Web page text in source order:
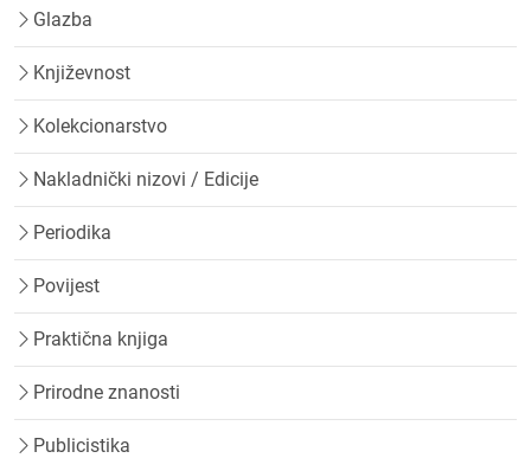
Glazba
Književnost
Kolekcionarstvo
Nakladnički nizovi / Edicije
Periodika
Povijest
Praktična knjiga
Prirodne znanosti
Publicistika